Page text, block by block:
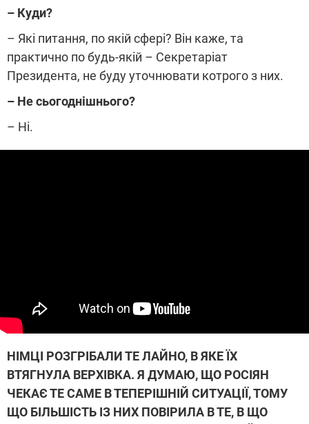
– Куди?
– Які питання, по якій сфері? Він каже, та
практично по будь-якій – Секретаріат
Президента, не буду уточнювати котрого з них.
– Не сьогоднішнього?
– Ні.
НІМЦІ РОЗГРІБАЛИ ТЕ ЛАЙНО, В ЯКЕ ЇХ
ВТЯГНУЛА ВЕРХІВКА. Я ДУМАЮ, ЩО РОСІЯН
ЧЕКАЄ ТЕ САМЕ В ТЕПЕРІШНІЙ СИТУАЦІЇ, ТОМУ
ЩО БІЛЬШІСТЬ ІЗ НИХ ПОВІРИЛА В ТЕ, В ЩО